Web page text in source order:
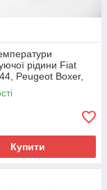
рідини Fiat
Peugeot Boxer,
(02-06)
Купити